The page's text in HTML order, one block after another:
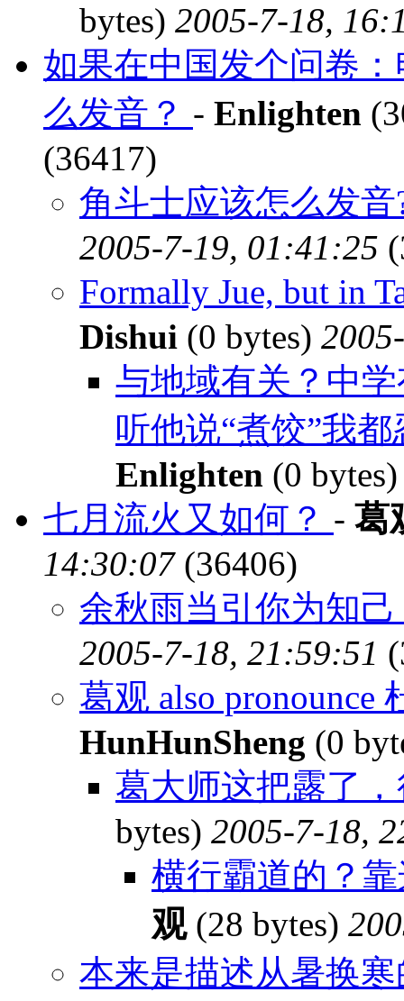
bytes) 2005-7-18,
如果在中国发个问卷
么发音？ - Enlighten
(36417)
角斗士应该怎么发音
2005-7-19, 01:41:25
Formally Jue, but in
Dishui (0 bytes)
与地域有关？中
听他说“煮饺”我
Enlighten (0
七月流火又如何？ - 葛
14:30:07(36406)
余秋雨当引你为知
2005-7-18, 21:59:51
葛观 also pronounce
HunHunSheng (0
葛大师这把露了
bytes) 2005-7-18,
横行霸道的？
观(28 bytes)
本来是描述从暑换